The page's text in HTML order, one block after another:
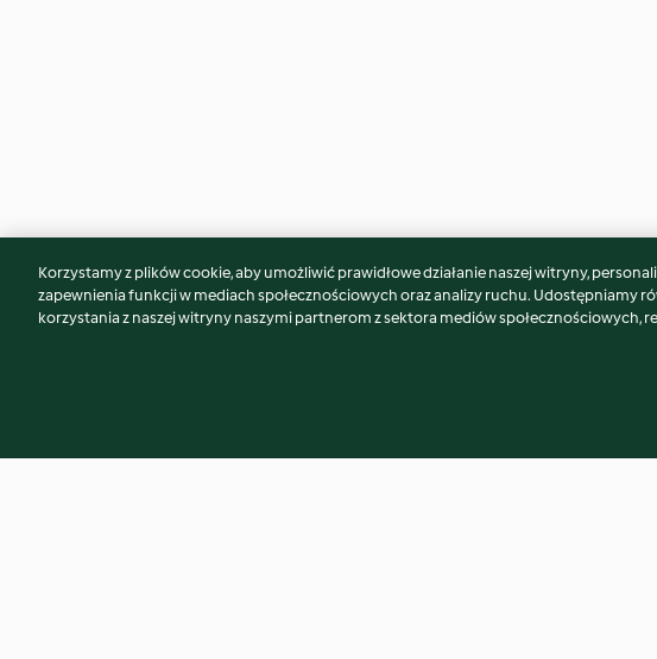
Może spodoba Ci się również...
Korzystamy z plików cookie, aby umożliwić prawidłowe działanie naszej witryny,
zapewnienia funkcji w mediach społecznościowych oraz analizy ruchu. Udostępniamy
korzystania z naszej witryny naszymi partnerom z sektora mediów społecznościowych,